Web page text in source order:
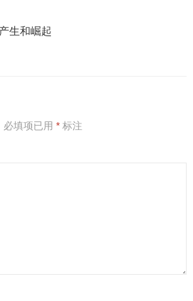
生和崛起
必填项已用 *标注